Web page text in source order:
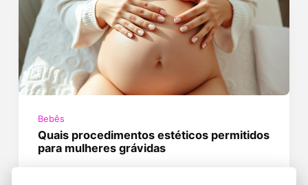
Bebês
Quais procedimentos estéticos permitidos
para mulheres grávidas